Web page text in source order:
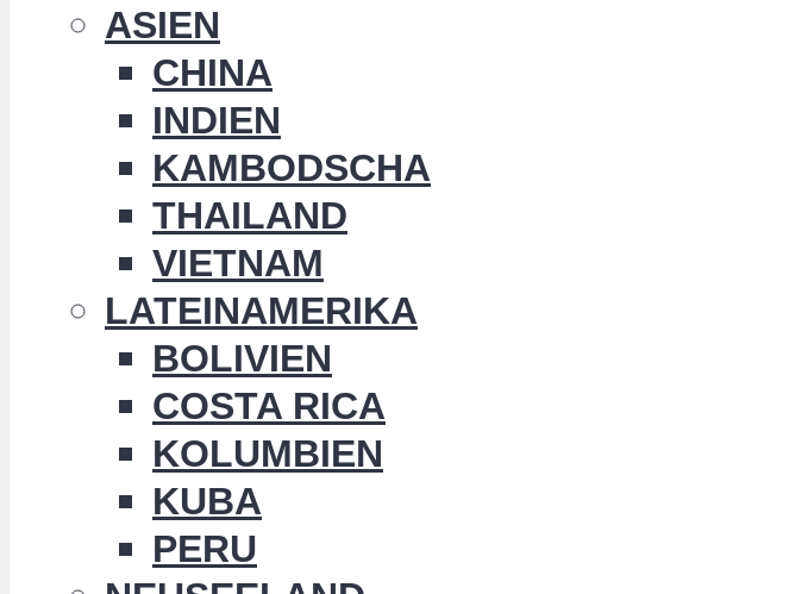
ASIEN
CHINA
INDIEN
KAMBODSCHA
THAILAND
VIETNAM
LATEINAMERIKA
BOLIVIEN
COSTA RICA
KOLUMBIEN
KUBA
PERU